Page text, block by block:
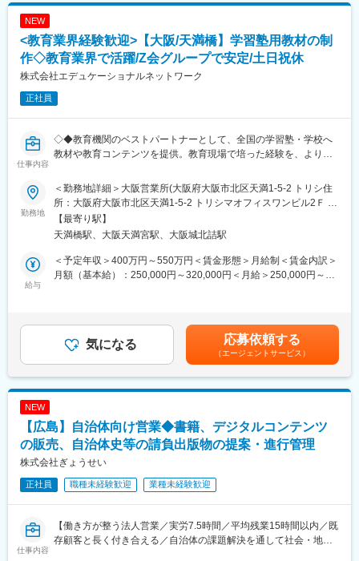
雰囲気があるため、和の静かなトーンから鮮やかな民族調まで表
現の幅が広く、状況に応じて最適な方法を選ぶ判断力が求められ
ます。自社内で制作を完結するため、デザイナーや販促担当とや
■業務の魅力
ます。民族調の鮮やかな世界観から和テイストの静かな空気まで
表現の幅が広く、写真の引き出しを増やす環境です。インハウス
ならではの距離感で制作に関わり、撮影した写真が店舗や販促物
に反映されるプロセスを日々実感できます。
■働く環境
所属はプロモーション推進部・文化発信室。社内クリエイティブ
でモデルさんと撮影をすることもあるため、様々な撮影スタイル
を学べます。
フォトグラファーチームは20代～30代のメンバーが中心となり、
NEW
<教育業界経験歓迎>【大阪/天満橋】学習塾用教材の制
作◇教育業界で活躍/Z会グループで安定/土日祝休
株式会社エデュケーショナルネットワーク
正社員
仕事内容
◇◆教育機関のベストパートナーとして、全国の学習塾・学校へ
教材や教育コンテンツを提供。教育現場で培った経験を、より多
■業務概要：
全国の学習塾や学校で活用される教材・教育コンテンツの企画・
制作を担当いただきます。
教員や塾講師としての指導経験、または出版社などで培った教材
制作経験を活かし、現場で本当に求められる教材づくりに携わっ
ていただくポジションです。国語を中心とした文系分野を担当
■業務詳細：
◇塾・学校向け教材の企画・制作
小学生・中学生・高校生向け教材の企画立案から問題作成、解説
学習塾や学校の先生方の声、入試動向、教育制度の変化などを踏
まえ、新たな教材や学習コンテンツの企画を行います。
◇デジタル教材・新サービスの企画開発
ります。教育DXの推進に向け、学び方の変化に対応した新しい商
外部執筆者や制作会社と連携しながら、品質管理や進行管理を担
当。教材づくりの中心メンバーとしてプロジェクトを推進しま
勤務地
＜勤務地詳細＞大阪営業所(大阪府大阪市北区天満1-5-2 トリシ住
所：大阪府大阪市北区天満1-5-2 トリシマオフィスワンビル2Ｆ 勤
務地最寄駅：地下鉄谷町線／天満橋駅受動喫煙対策：屋内全面禁
煙変更の範囲：会社の定める事業所（リモートワーク含む）
【最寄り駅】
天満橋駅、大阪天満宮駅、大阪城北詰駅
給与
＜予定年収＞400万円～550万円＜賃金形態＞月給制＜賃金内訳＞
月額（基本給）：250,000円～320,000円＜月給＞250,000円～
選考を通じて上下する可能性があります。月給(月額)は固定手当を
含めた表記です。
気になる 応募依頼する
（エージェントサービス）
NEW
【広島】自治体向け営業◆書籍、デジタルコンテンツ
の販売、自治体史等の請負出版物の提案・進行管理
株式会社ぎょうせい
正社員 職種未経験歓迎 業種未経験歓迎
仕事内容
【働き方が整う法人営業／実労7.5時間／平均残業15時間以内／既
存顧客と長く付き合える／自治体の課題解決を通して社会・地域